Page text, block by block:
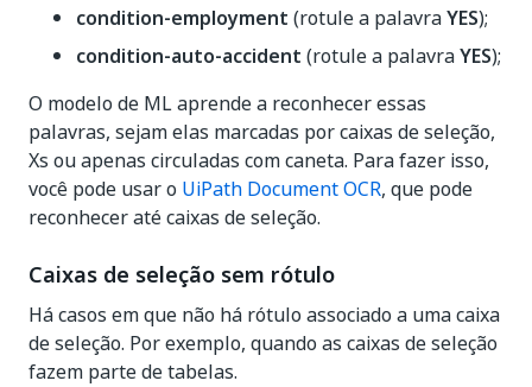
condition-employment (rotule a palavraYES);
condition-auto-accident (rotule a palavraYES);
O modelo de ML aprende a reconhecer essas
palavras, sejam elas marcadas por caixas de seleção,
Xs ou apenas circuladas com caneta. Para fazer isso,
você pode usar o UiPath Document OCR, que pode
reconhecer até caixas de seleção.
Caixas de seleção sem rótulo
Há casos em que não há rótulo associado a uma caixa
de seleção. Por exemplo, quando as caixas de seleção
fazem parte de tabelas.